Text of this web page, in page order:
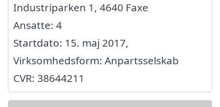
Industriparken 1, 4640 Faxe
Ansatte: 4
Startdato: 15. maj 2017,
Virksomhedsform: Anpartsselskab
CVR: 38644211